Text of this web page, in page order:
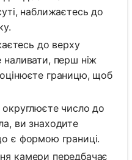
наближаєтесь до
до верху
наливати, перш ніж
границю, щоб
число до
ви знаходите
є формою границі.
камери передбачає